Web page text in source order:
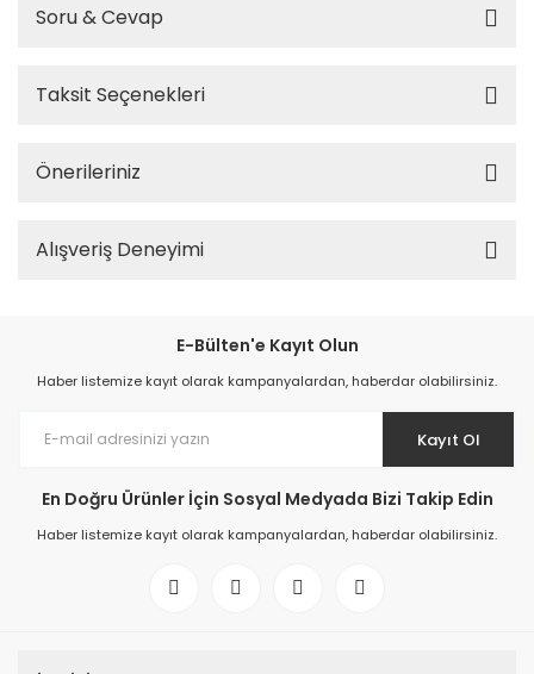
Soru & Cevap
Taksit Seçenekleri
Önerileriniz
Alışveriş Deneyimi
E-Bülten'e Kayıt Olun
Haber listemize kayıt olarak kampanyalardan, haberdar olabilirsiniz.
Kayıt Ol
En Doğru Ürünler İçin Sosyal Medyada Bizi Takip Edin
Haber listemize kayıt olarak kampanyalardan, haberdar olabilirsiniz.